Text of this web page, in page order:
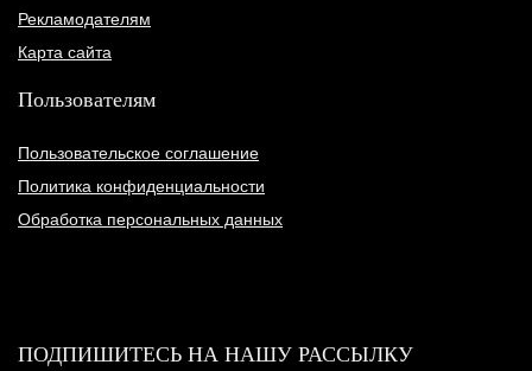
Рекламодателям
Карта сайта
Пользователям
Пользовательское соглашение
Политика конфиденциальности
Обработка персональных данных
ПОДПИШИТЕСЬ НА НАШУ РАССЫЛКУ